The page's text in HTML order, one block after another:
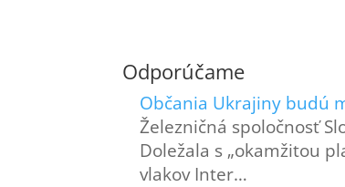
Odporúčame
Občania Ukrajiny budú
Železničná spoločnosť
Doležala s „okamžitou
vlakov Inter…